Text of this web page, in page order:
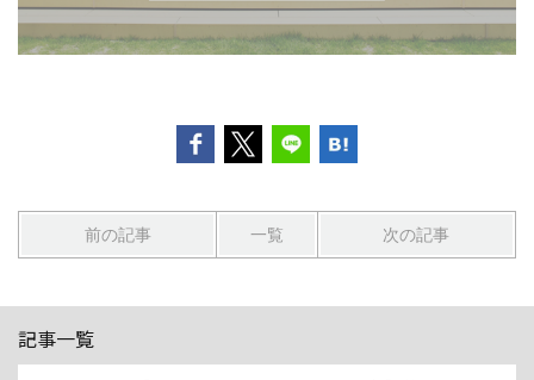
前の記事 一覧 次の記事
記事一覧